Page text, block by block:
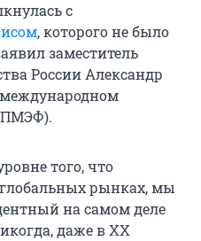
с
, которого не было
заместитель
России Александр
того, что
рынках, мы
на самом деле
даже в XX